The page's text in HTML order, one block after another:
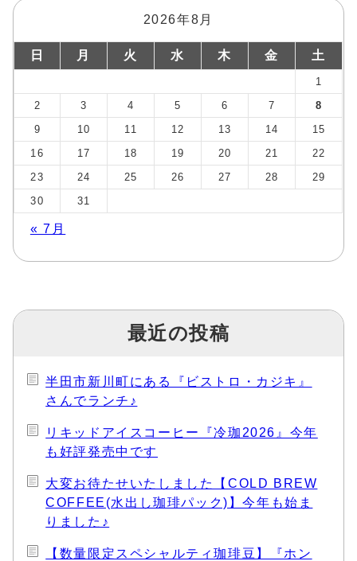
2026年8月
日 月 火 水 木 金 土
1
2
3 4 5 6 7
8
9
10 11 12 13 14
15
16
17 18 19 20 21
22
23
24 25 26 27 28
29
30
31
« 7月
最近の投稿
半田市新川町にある『ビストロ・カジキ』
さんでランチ♪
リキッドアイスコーヒー『冷珈2026』今年
も好評発売中です
大変お待たせいたしました【COLD BREW
COFFEE(水出し珈琲パック)】今年も始ま
りました♪
【数量限定スペシャルティ珈琲豆】『ホン